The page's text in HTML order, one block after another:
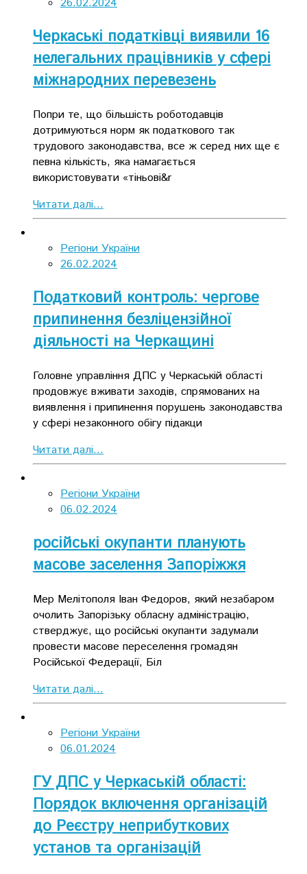
26.02.2024
Черкаські податківці виявили 16
нелегальних працівників у сфері
міжнародних перевезень
Попри те, що більшість роботодавців
дотримуються норм як податкового так
трудового законодавства, все ж серед них ще є
певна кількість, яка намагається
використовувати «тіньові&r
Читати далі...
Регіони України
26.02.2024
Податковий контроль: чергове
припинення безліцензійної
діяльності на Черкащині
Головне управління ДПС у Черкаській області
продовжує вживати заходів, спрямованих на
виявлення і припинення порушень законодавства
у сфері незаконного обігу підакци
Читати далі...
Регіони України
06.02.2024
російські окупанти планують
масове заселення Запоріжжя
Мер Мелітополя Іван Федоров, який незабаром
очолить Запорізьку обласну адміністрацію,
стверджує, що російські окупанти задумали
провести масове переселення громадян
Російської Федерації, Біл
Читати далі...
Регіони України
06.01.2024
ГУ ДПС у Черкаській області:
Порядок включення організацій
до Реєстру неприбуткових
установ та організацій